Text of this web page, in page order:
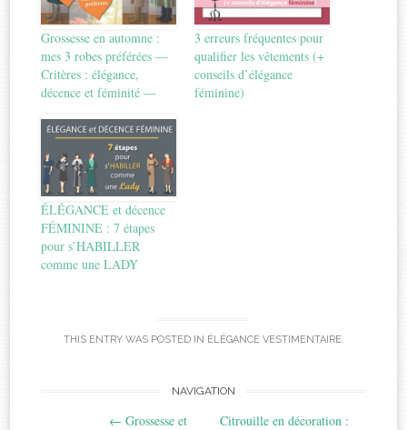
Grossesse en automne :
mes 3 robes préférées —
Critères : élégance,
décence et féminité —
3 erreurs fréquentes pour
qualifier les vêtements (+
conseils d’élégance
féminine)
ÉLÉGANCE et décence
FÉMININE : 7 étapes
pour s’HABILLER
comme une LADY
THIS ENTRY WAS POSTED IN ÉLÉGANCE VESTIMENTAIRE.
NAVIGATION
← Grossesse et Citrouille en décoration :